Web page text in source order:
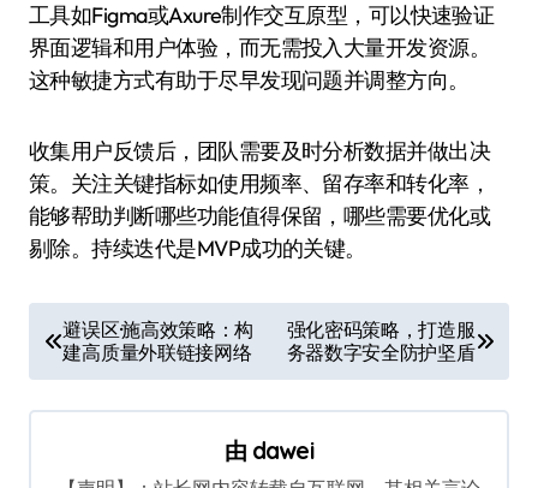
工具如Figma或Axure制作交互原型，可以快速验证
界面逻辑和用户体验，而无需投入大量开发资源。
这种敏捷方式有助于尽早发现问题并调整方向。
收集用户反馈后，团队需要及时分析数据并做出决
策。关注关键指标如使用频率、留存率和转化率，
能够帮助判断哪些功能值得保留，哪些需要优化或
剔除。持续迭代是MVP成功的关键。
章
导
避误区·施高效策略：构
建高质量外联链接网络
强化密码策略，打造服
务器数字安全防护坚盾
由 dawei